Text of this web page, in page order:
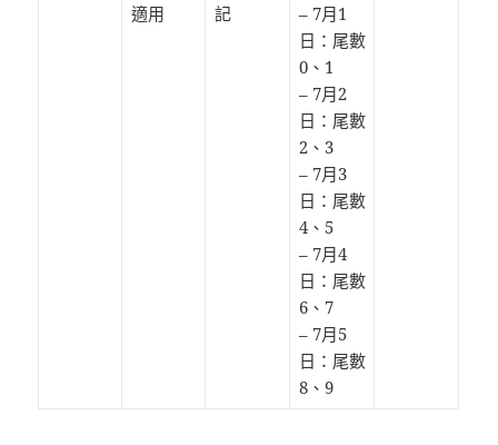
適用
記
– 7月1
日：尾數
0、1
– 7月2
日：尾數
2、3
– 7月3
日：尾數
4、5
– 7月4
日：尾數
6、7
– 7月5
日：尾數
8、9